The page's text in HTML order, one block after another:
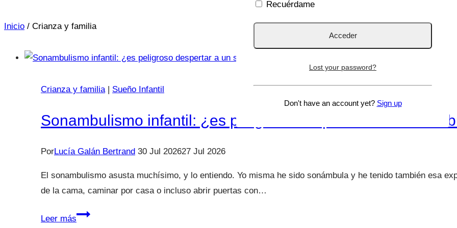
Inicio / Crianza y familia
Crianza y familia| Sueño Infantil
Sonambulismo infantil: ¿es peligroso despertar a un
PorLucía Galán Bertrand 30 Jul 202627 Jul 2026
El sonambulismo asusta muchísimo, y lo entiendo. Yo misma he sido sonámbula y he tenido también esa
de la cama, caminar por casa o incluso abrir puertas con…
Leer másSonambulismo
Recuérdame
Lost your password?
Don't have an account yet? Sign up